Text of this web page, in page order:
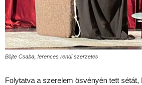
Böjte Csaba, ferences rendi szerzetes
Folytatva a szerelem ösvényén tett